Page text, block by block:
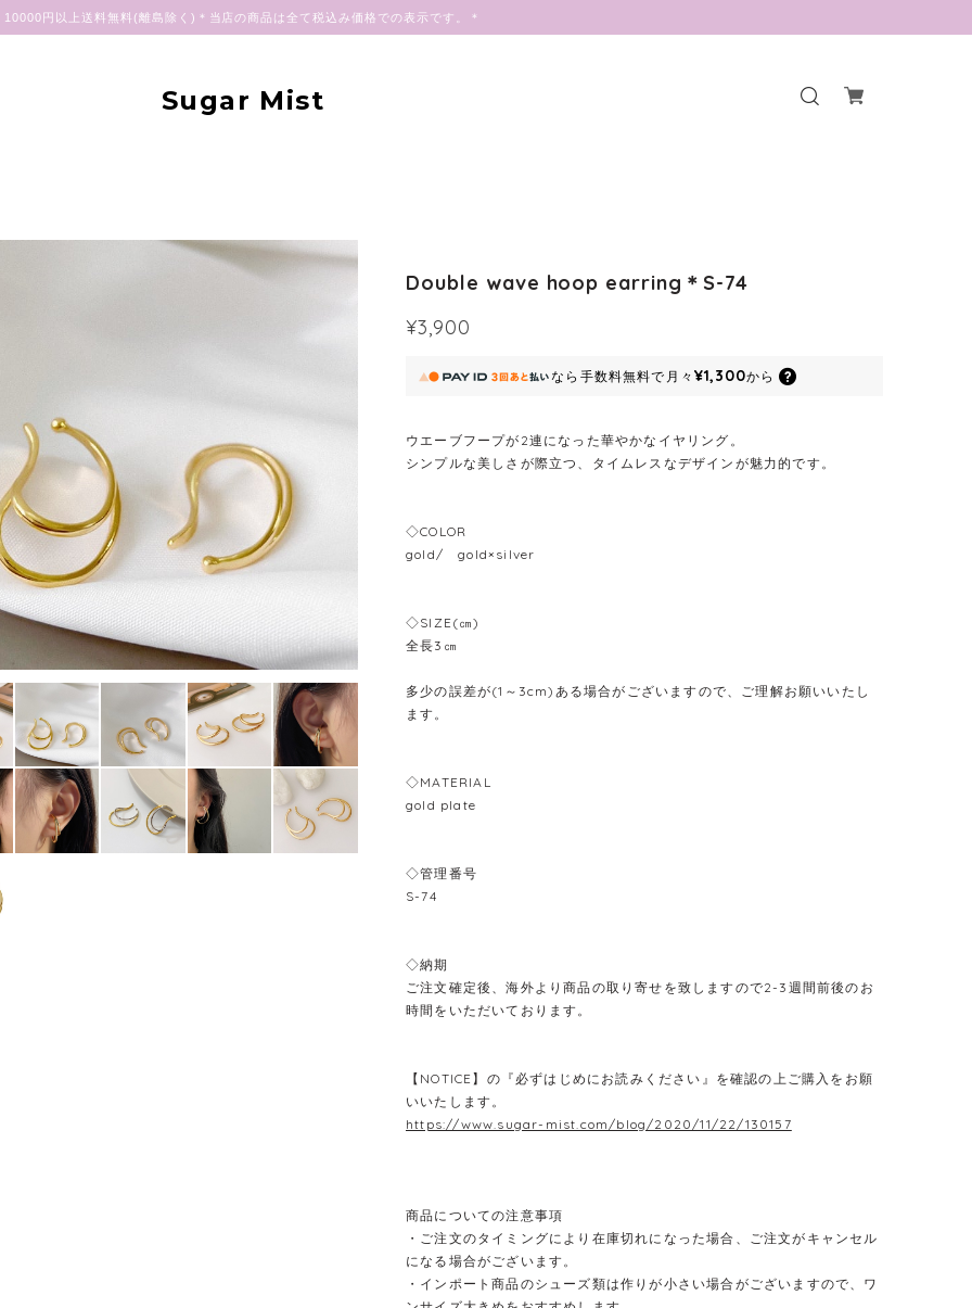
10000円以上送料無料(離島除く)＊当店の商品は全て税込み価格での表示です。＊
Sugar Mist
Double wave hoop earring＊S-74
¥3,900
なら 手数料無料で 月々 ¥1,300から
ウエーブフープが2連になった華やかなイヤリング。
シンプルな美しさが際立つ、タイムレスなデザインが魅力的です。
◇COLOR
gold/ gold×silver
◇SIZE(㎝)
全長3㎝
多少の誤差が(1～3cm)ある場合がございますので、ご理解お願いいたし
ます。
◇MATERIAL
gold plate
◇管理番号
S-74
◇納期
ご注文確定後、海外より商品の取り寄せを致しますので2-3週間前後のお
時間をいただいております。
【NOTICE】の『必ずはじめにお読みください』を確認の上ご購入をお願
いいたします。
https://www.sugar-mist.com/blog/2020/11/22/130157
商品についての注意事項
・ご注文のタイミングにより在庫切れになった場合、ご注文がキャンセル
になる場合がございます。
・インポート商品のシューズ類は作りが小さい場合がございますので、ワ